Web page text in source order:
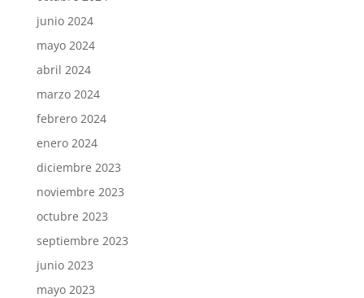
junio 2024
mayo 2024
abril 2024
marzo 2024
febrero 2024
enero 2024
diciembre 2023
noviembre 2023
octubre 2023
septiembre 2023
junio 2023
mayo 2023